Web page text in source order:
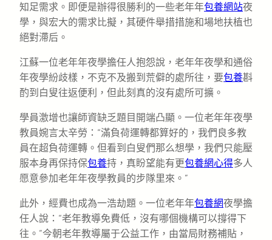
知足需求。即便是辦得很勝利的一些老年年包養網站夜
學，與宏大的需求比擬，其硬件舉措措施和場地扶植也
絕對滯后。
江蘇一位老年年夜學擔任人抱怨說，老年年夜學和通俗
年夜學紛歧樣，不克不及搬到荒僻的處所往，要包養斟
酌到白叟往返便利，但此刻真的沒有處所可擴。
學員激增也讓師資缺乏題目開端凸顯。一位老年年夜學
教員婉言太辛勞：“滿負荷運轉都算好的，我們良多教
員在超負荷運轉。但看到白叟們那么想學，我們只能壓
服本身再保持保包養持，真盼望能有更包養網心得多人
愿意參加老年年夜學教員的步隊里來。”
此外，經費也成為一浩劫題。一位老年年包養網夜學擔
任人說：“老年教導免費低，沒有哪個機構可以撐得下
往。”今朝老年教導屬于公益工作，由當局財務補貼，